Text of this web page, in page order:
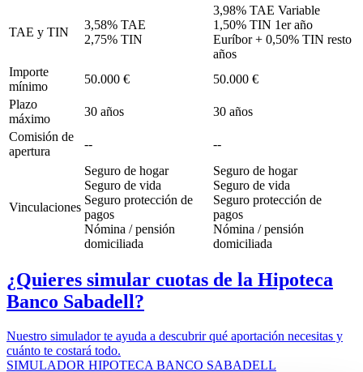
TAE y TIN
3,58% TAE
2,75% TIN
3,98% TAE Variable
1,50% TIN 1er año
Euríbor + 0,50% TIN resto
años
Importe
mínimo
50.000 €
50.000 €
Plazo
máximo
30 años
30 años
Comisión de
apertura
-- --
Vinculaciones
Seguro de hogar
Seguro de vida
Seguro protección de
pagos
Nómina / pensión
domiciliada
Seguro de hogar
Seguro de vida
Seguro protección de
pagos
Nómina / pensión
domiciliada
¿Quieres simular cuotas de la Hipoteca
Banco Sabadell?
Nuestro simulador te ayuda a descubrir qué aportación necesitas y
cuánto te costará todo.
SIMULADOR HIPOTECA BANCO SABADELL